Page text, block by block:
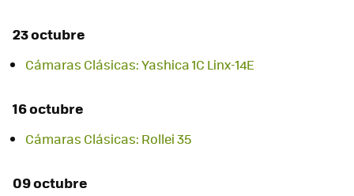
23 octubre
Cámaras Clásicas: Yashica 1C Linx-14E
16 octubre
Cámaras Clásicas: Rollei 35
09 octubre